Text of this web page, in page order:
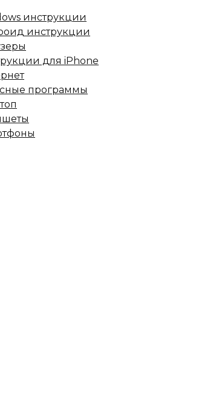
инструкции
инструкции
для iPhone
программы